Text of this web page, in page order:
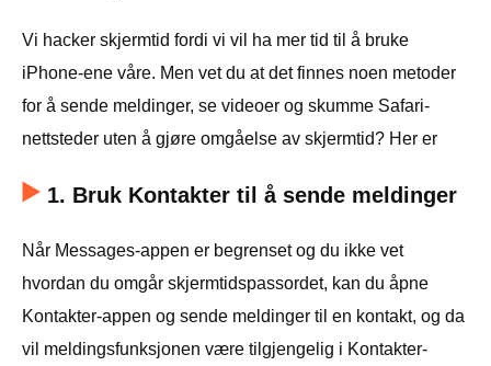
Vi hacker skjermtid fordi vi vil ha mer tid til å bruke
iPhone-ene våre. Men vet du at det finnes noen metoder
for å sende meldinger, se videoer og skumme Safari-
nettsteder uten å gjøre omgåelse av skjermtid? Her er
1. Bruk Kontakter til å sende meldinger
Når Messages-appen er begrenset og du ikke vet
hvordan du omgår skjermtidspassordet, kan du åpne
Kontakter-appen og sende meldinger til en kontakt, og da
vil meldingsfunksjonen være tilgjengelig i Kontakter-